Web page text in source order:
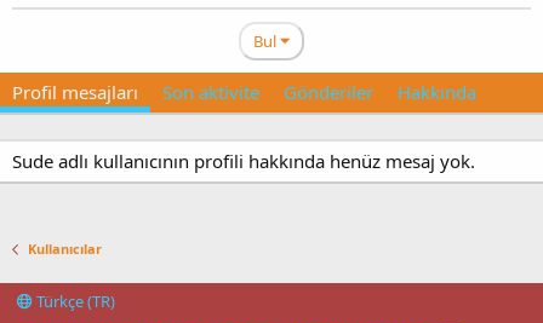
Bul
Profil mesajları Son aktivite Gönderiler Hakkında
Sude adlı kullanıcının profili hakkında henüz mesaj yok.
Kullanıcılar
Türkçe (TR)